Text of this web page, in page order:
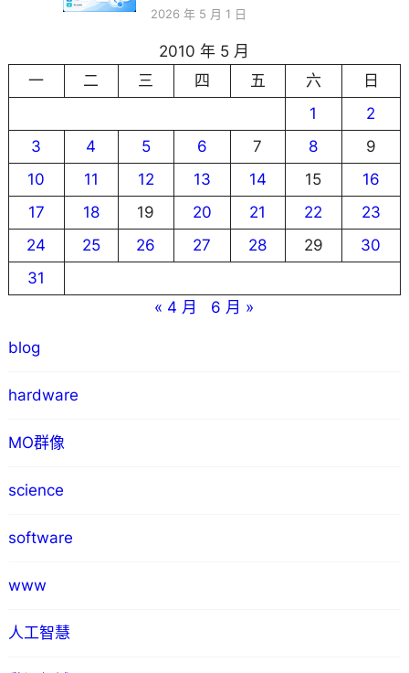
2026 年 5 月 1 日
2010 年 5 月
一
二 三 四 五 六
日
1
2
3
4 5 6 7 8
9
10
11 12 13 14 15
16
17
18 19 20 21 22
23
24
25 26 27 28 29
30
31
« 4 月
6 月 »
blog
hardware
MO群像
science
software
www
人工智慧